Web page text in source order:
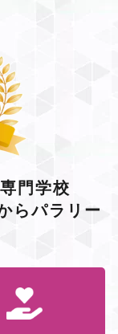
門学校
らパラリー